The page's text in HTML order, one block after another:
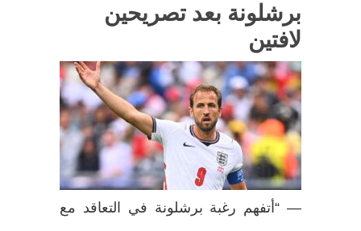
برشلونة بعد تصريحين
لافتين
— “أتفهم رغبة برشلونة في التعاقد مع